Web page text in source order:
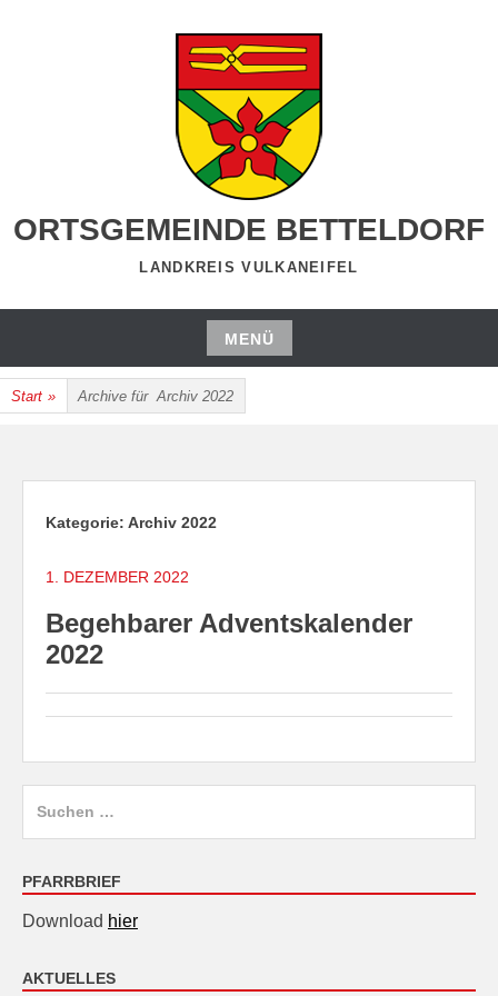
ORTSGEMEINDE BETTELDORF
LANDKREIS VULKANEIFEL
MENÜ
Zum
Inhalt
Start » Archive fürArchiv 2022
Kategorie: Archiv 2022
1. DEZEMBER 2022
Begehbarer Adventskalender
2022
PFARRBRIEF
Download hier
AKTUELLES